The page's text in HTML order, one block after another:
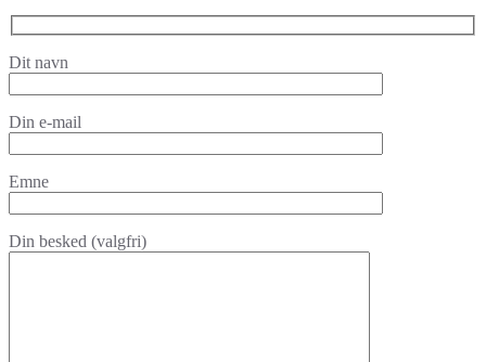
Dit navn
Din e-mail
Emne
Din besked (valgfri)